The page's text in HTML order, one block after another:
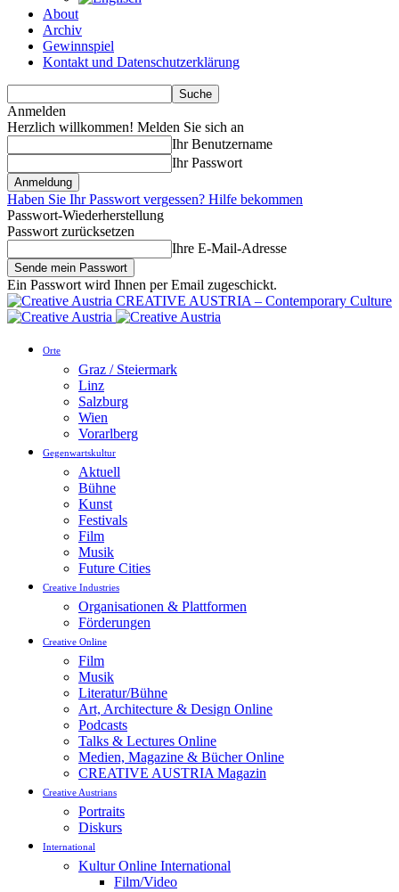
About
Archiv
Gewinnspiel
Kontakt und Datenschutzerklärung
Anmelden
Herzlich willkommen! Melden Sie sich an
Ihr Benutzername
Ihr Passwort
Haben Sie Ihr Passwort vergessen? Hilfe bekommen
Passwort-Wiederherstellung
Passwort zurücksetzen
Ihre E-Mail-Adresse
Ein Passwort wird Ihnen per Email zugeschickt.
CREATIVE AUSTRIA – Contemporary Culture
Orte
Graz / Steiermark
Linz
Salzburg
Wien
Vorarlberg
Gegenwartskultur
Aktuell
Bühne
Kunst
Festivals
Film
Musik
Future Cities
Creative Industries
Organisationen & Plattformen
Förderungen
Creative Online
Film
Musik
Literatur/Bühne
Art, Architecture & Design Online
Podcasts
Talks & Lectures Online
Medien, Magazine & Bücher Online
CREATIVE AUSTRIA Magazin
Creative Austrians
Portraits
Diskurs
International
Kultur Online International
Film/Video